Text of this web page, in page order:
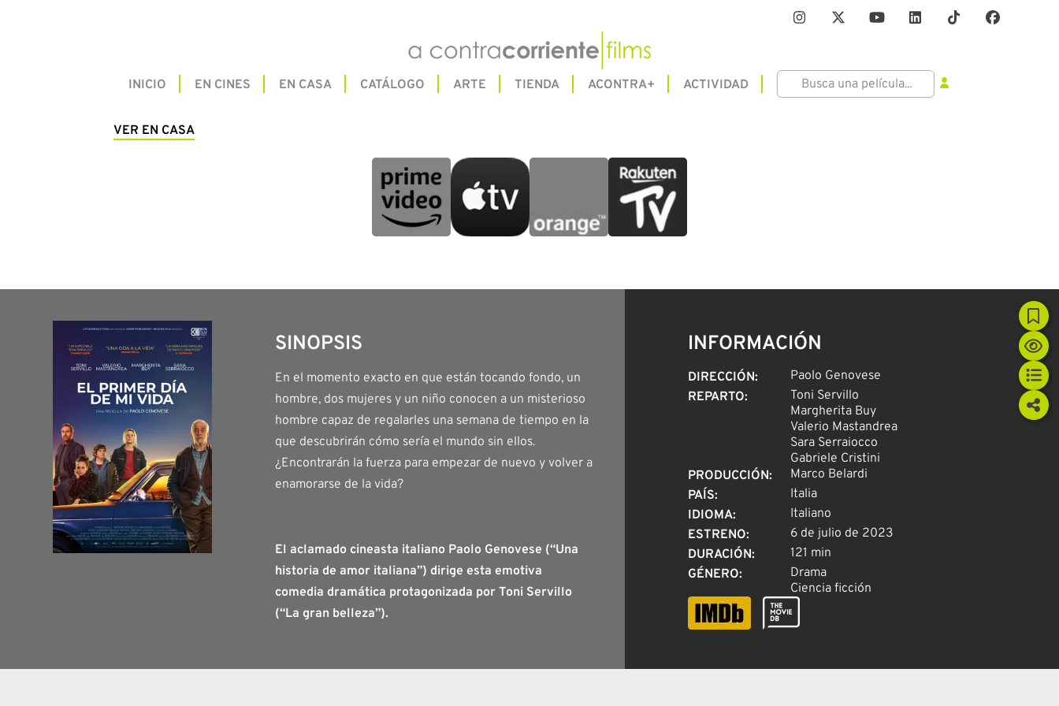
INICIO EN CINES EN CASA CATÁLOGO ARTE TIENDA ACONTRA+ ACTIVIDAD
VER EN CASA
SINOPSIS
En el momento exacto en que están tocando fondo, un
hombre, dos mujeres y un niño conocen a un misterioso
hombre capaz de regalarles una semana de tiempo en la
que descubrirán cómo sería el mundo sin ellos.
¿Encontrarán la fuerza para empezar de nuevo y volver a
enamorarse de la vida?
El aclamado cineasta italiano Paolo Genovese (“Una
historia de amor italiana”) dirige esta emotiva
comedia dramática protagonizada por Toni Servillo
(“La gran belleza”).
INFORMACIÓN
DIRECCIÓN:
Paolo Genovese
REPARTO:
Toni Servillo
Margherita Buy
Valerio Mastandrea
Sara Serraiocco
Gabriele Cristini
PRODUCCIÓN:
Marco Belardi
PAÍS:
Italia
IDIOMA:
Italiano
ESTRENO:
6 de julio de 2023
DURACIÓN:
121 min
GÉNERO:
Drama
Ciencia ficción